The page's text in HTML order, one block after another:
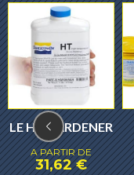
LE HT HARDENER
A PARTIR DE
31,62€